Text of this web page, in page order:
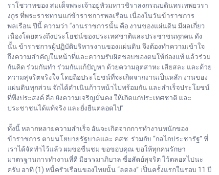
ราโชวาทของ สมเด็จพระเจ้าอยู่หัวมหาวชิราลงกรณบดินทรเทพยวรา
งกูร ที่พระราชทานแก่ข้าราชการพลเรือน เนื่องในวันข้าราชการ
พลเรือน ปีนี้ ความว่า “งานราชการนั้น คือ งานของแผ่นดิน มีผลเกี่ยว
เนื่องโดยตรงถึงประโยชน์ของประเทศชาติและประชาชนทุกคน ดัง
นั้น ข้าราชการผู้ปฏิบัติบริหารงานของแผ่นดิน จึงต้องทำความเข้าใจ
ถึงความสำคัญในหน้าที่และความรับผิดชอบของตนให้ถ่องแท้ แล้วร่วม
กันคิด ร่วมกันทำ ร่วมกันแก้ปัญหา ด้วยความอุตสาหะ เสียสละ และด้วย
ความสุจริตจริงใจ โดยถือประโยชน์ที่จะเกิดจากงานเป็นหลัก งานของ
แผ่นดินทุกส่วน จักได้ดำเนินก้าวหน้าไปพร้อมกัน และสำเร็จประโยชน์
ที่พึงประสงค์ คือ ยังความเจริญมั่นคง ให้เกิดแก่ประเทศชาติ และ
ประชาชนได้แท้จริง และยั่งยืนตลอดไป”
ทั้งนี้ หลากหลายความสำเร็จ อันจะเกิดจากการทำงานหนักของ
ข้าราชการ ตามนโยบายรัฐบาลและ คสช. ร่วมกับ “กลไกประชารัฐ” ที่
เราได้จัดทำไว้แล้ว ผมขอชื่นชม ขอขอบคุณ ขอให้ทุกคนรักษา
มาตรฐานการทำงานที่ดี มีธรรมาภิบาล ซื่อสัตย์สุจริต ไว้ตลอดไปนะ
ครับ อาทิ (1) หนี้ครัวเรือนของไทยนั้น “ลดลง” เป็นครั้งแรกในรอบ 11 ปี